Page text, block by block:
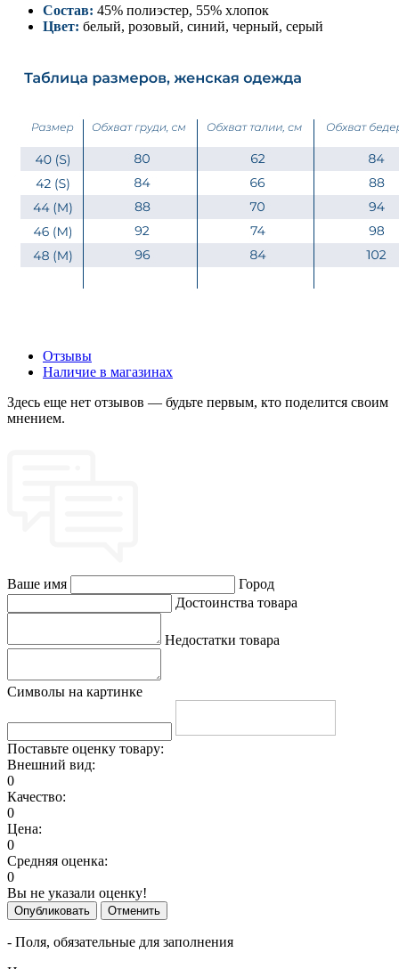
Состав: 45% полиэстер, 55% хлопок
Цвет: белый, розовый, синий, черный, серый
Отзывы
Наличие в магазинах
Здесь еще нет отзывов — будьте первым, кто поделится своим
мнением.
Ваше имя
Город
Достоинства товара
Недостатки товара
Символы на картинке
Поставьте оценку товару:
Внешний вид:
0
Качество:
0
Цена:
0
Средняя оценка:
0
Вы не указали оценку!
Опубликовать Отменить
- Поля, обязательные для заполнения